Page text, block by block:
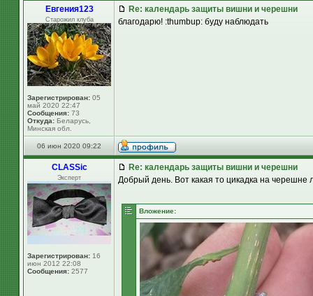
Евгения123
Старожил клуба
Зарегистрирован: 05
май 2020 22:47
Сообщения: 73
Откуда: Беларусь,
Минская обл.
Re: календарь защиты вишни и черешни
благодарю! :thumbup: буду наблюдать
06 июн 2020 09:22
CLASSic
Эксперт
Зарегистрирован: 16
июн 2012 22:08
Сообщения: 2577
Re: календарь защиты вишни и черешни
Добрый день. Вот какая то цикадка на черешне
Вложение: